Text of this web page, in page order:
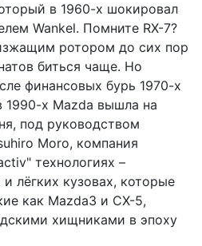
в 1960-х шокировал
Wankel. Помните RX-7?
ротором до сих пор
биться чаще. Но
финансовых бурь 1970-х
1990-х Mazda вышла на
под руководством
Moro, компания
технологиях –
лёгких кузовах, которые
как Mazda3 и CX-5,
хищниками в эпоху